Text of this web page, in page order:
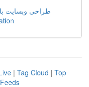
طراحی وبسایت
| Tag Cloud | Top